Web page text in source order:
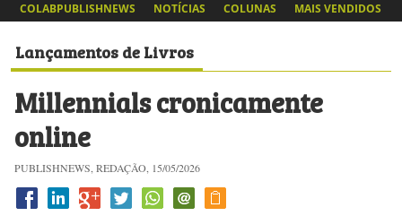
COLABPUBLISHNEWS NOTÍCIAS COLUNAS MAIS VENDIDOS
Lançamentos de Livros
Millennials cronicamente
online
PUBLISHNEWS, REDAÇÃO, 15/05/2026